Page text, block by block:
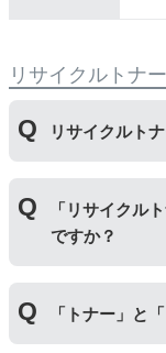
リサイクルトナ
リサイクルト
にて洗浄やト
いる商品です。
純正品に比べ
「リサイクル
ですか？
ッジを国内で
不具合の起き
「トナー」と